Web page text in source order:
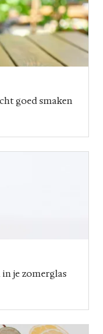
goed smaken
je zomerglas